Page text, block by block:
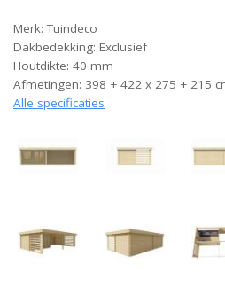
Merk: Tuindeco
Dakbedekking: Exclusief
Houtdikte: 40 mm
Afmetingen: 398 + 422 x 275 + 215
Alle specificaties